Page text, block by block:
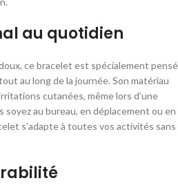
au quotidien
ce bracelet est spécialement pensé
au long de la journée. Son matériau
cutanées, même lors d’une
au bureau, en déplacement ou en
s’adapte à toutes vos activités sans